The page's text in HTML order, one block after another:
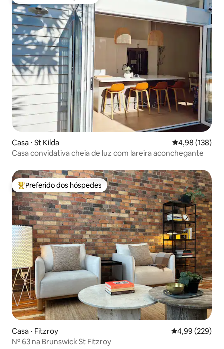
Casa ⋅ St Kilda 4,98 de uma
4,98 (138)
Casa convidativa cheia de luz com lareira aconchegante
Entre os melhores preferidos dos hóspedes
Preferido dos hóspedes
Casa ⋅ Fitzroy 4,99 de uma
4,99 (229)
Nº 63 na Brunswick St Fitzroy